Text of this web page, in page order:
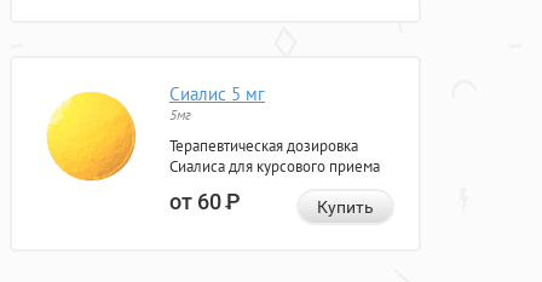
Сиалис 5 мг
5мг
Терапевтическая дозировка
Сиалиса для курсового приема
от 60Р Купить